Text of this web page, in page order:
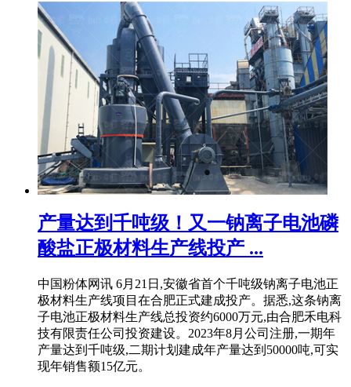
产量达到千吨级！又一钠离子电池磷
酸盐正极材料生产线投产 ...
中国粉体网讯 6月21日,安徽省首个千吨级钠离子电池正
极材料生产线项目在合肥正式建成投产。据悉,这条钠离
子电池正极材料生产线总投资约6000万元,由合肥禾电科
技有限责任公司投资建设。2023年8月公司注册,一期年
产量达到千吨级,二期计划建成年产量达到50000吨,可实
现年销售额15亿元。